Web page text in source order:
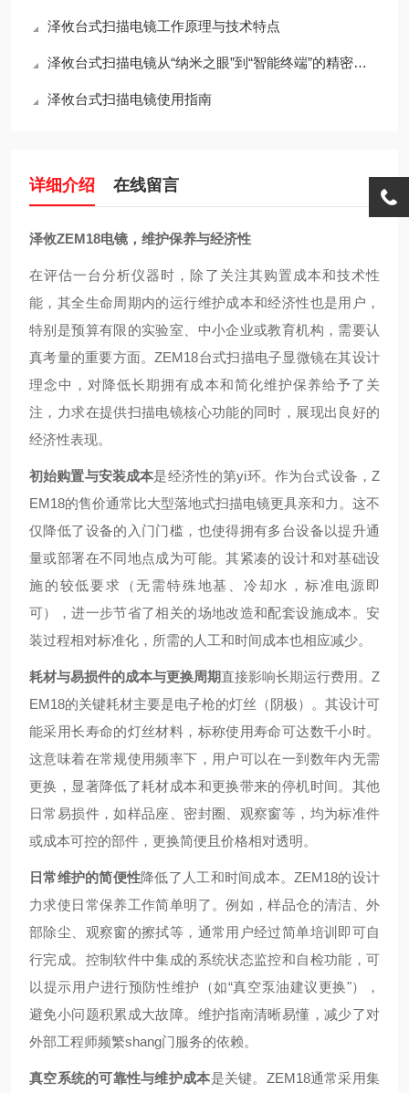
泽攸台式扫描电镜工作原理与技术特点
泽攸台式扫描电镜从“纳米之眼”到“智能终端”的精密架构
泽攸台式扫描电镜使用指南
详细介绍 在线留言
泽攸ZEM18电镜，维护保养与经济性
在评估一台分析仪器时，除了关注其购置成本和技术性
能，其全生命周期内的运行维护成本和经济性也是用户，
特别是预算有限的实验室、中小企业或教育机构，需要认
真考量的重要方面。ZEM18台式扫描电子显微镜在其设计
理念中，对降低长期拥有成本和简化维护保养给予了关
注，力求在提供扫描电镜核心功能的同时，展现出良好的
经济性表现。
初始购置与安装成本是经济性的第yi环。作为台式设备，Z
EM18的售价通常比大型落地式扫描电镜更具亲和力。这不
仅降低了设备的入门门槛，也使得拥有多台设备以提升通
量或部署在不同地点成为可能。其紧凑的设计和对基础设
施的较低要求（无需特殊地基、冷却水，标准电源即
可），进一步节省了相关的场地改造和配套设施成本。安
装过程相对标准化，所需的人工和时间成本也相应减少。
耗材与易损件的成本与更换周期直接影响长期运行费用。Z
EM18的关键耗材主要是电子枪的灯丝（阴极）。其设计可
能采用长寿命的灯丝材料，标称使用寿命可达数千小时。
这意味着在常规使用频率下，用户可以在一到数年内无需
更换，显著降低了耗材成本和更换带来的停机时间。其他
日常易损件，如样品座、密封圈、观察窗等，均为标准件
或成本可控的部件，更换简便且价格相对透明。
日常维护的简便性降低了人工和时间成本。ZEM18的设计
力求使日常保养工作简单明了。例如，样品仓的清洁、外
部除尘、观察窗的擦拭等，通常用户经过简单培训即可自
行完成。控制软件中集成的系统状态监控和自检功能，可
以提示用户进行预防性维护（如“真空泵油建议更换"），
避免小问题积累成大故障。维护指南清晰易懂，减少了对
外部工程师频繁shang门服务的依赖。
真空系统的可靠性与维护成本是关键。ZEM18通常采用集